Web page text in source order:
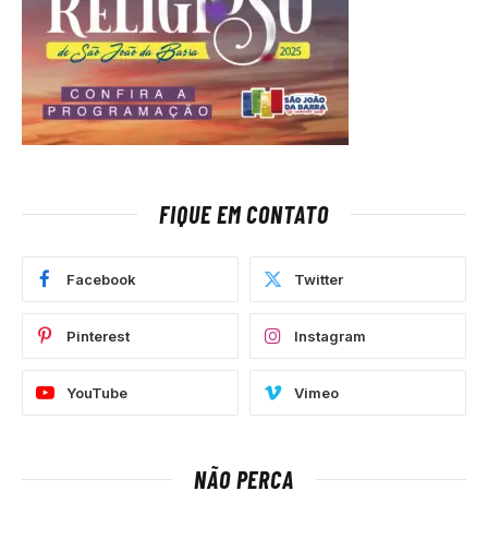
FIQUE EM CONTATO
Facebook Twitter
Pinterest Instagram
YouTube Vimeo
NÃO PERCA